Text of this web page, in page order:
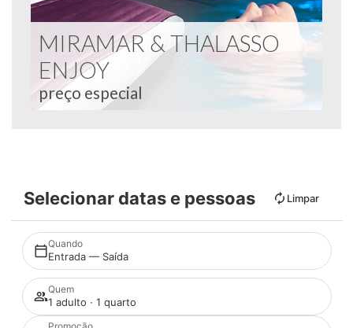
MIRAMAR & THALASSO
ENJOY
preço especial
Selecionar datas e pessoas Limpar
Quando
Entrada — Saída
Quem
1 adulto · 1 quarto